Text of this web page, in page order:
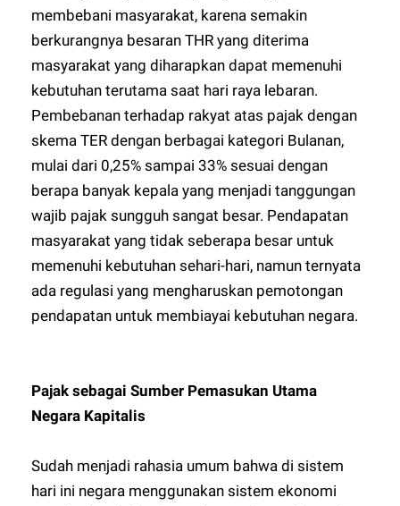
membebani masyarakat, karena semakin
berkurangnya besaran THR yang diterima
masyarakat yang diharapkan dapat memenuhi
kebutuhan terutama saat hari raya lebaran.
Pembebanan terhadap rakyat atas pajak dengan
skema TER dengan berbagai kategori Bulanan,
mulai dari 0,25% sampai 33% sesuai dengan
berapa banyak kepala yang menjadi tanggungan
wajib pajak sungguh sangat besar. Pendapatan
masyarakat yang tidak seberapa besar untuk
memenuhi kebutuhan sehari-hari, namun ternyata
ada regulasi yang mengharuskan pemotongan
pendapatan untuk membiayai kebutuhan negara.
Pajak sebagai Sumber Pemasukan Utama
Negara Kapitalis
Sudah menjadi rahasia umum bahwa di sistem
hari ini negara menggunakan sistem ekonomi